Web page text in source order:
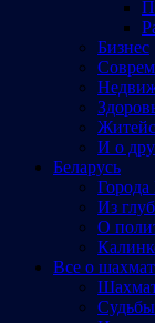
Бизнес
И о
Беларусь
Города
Из
О
Все о